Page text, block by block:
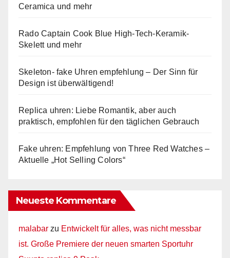
Ceramica und mehr
Rado Captain Cook Blue High-Tech-Keramik-
Skelett und mehr
Skeleton- fake Uhren empfehlung – Der Sinn für
Design ist überwältigend!
Replica uhren: Liebe Romantik, aber auch
praktisch, empfohlen für den täglichen Gebrauch
Fake uhren: Empfehlung von Three Red Watches –
Aktuelle „Hot Selling Colors“
Neueste Kommentare
malabar zu Entwickelt für alles, was nicht messbar
ist. Große Premiere der neuen smarten Sportuhr